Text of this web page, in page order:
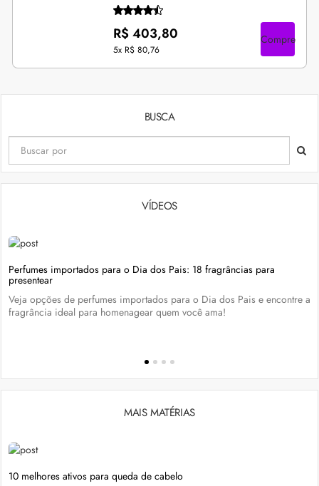
R$ 403,80
5x R$ 80,76
Compre
BUSCA
VÍDEOS
Perfumes importados para o Dia dos Pais: 18 fragrâncias para
presentear
Veja opções de perfumes importados para o Dia dos Pais e encontre a
fragrância ideal para homenagear quem você ama!
MAIS MATÉRIAS
10 melhores ativos para queda de cabelo